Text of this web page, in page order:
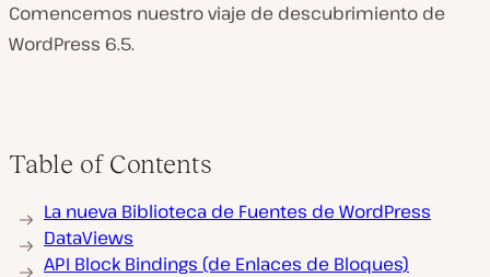
Comencemos nuestro viaje de descubrimiento de
WordPress 6.5.
Table of Contents
La nueva Biblioteca de Fuentes de WordPress
DataViews
API Block Bindings (de Enlaces de Bloques)